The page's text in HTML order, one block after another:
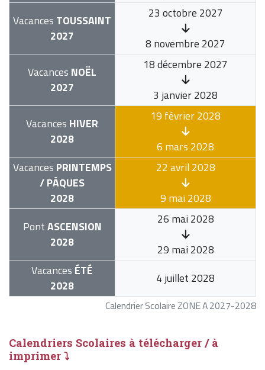
Calendrier Scolaire ZONE A 2027-2028
Vacances TOUSSAINT
2027
23 octobre 2027
8 novembre 2027
Vacances NOËL
2027
18 décembre 2027
3 janvier 2028
Vacances HIVER
2028
19 février 2028
6 mars 2028
Vacances PRINTEMPS
/ PÂQUES
2028
22 avril 2028
9 mai 2028
PontASCENSION
2028
26 mai 2028
29 mai 2028
Vacances ÉTÉ
2028
4 juillet 2028
Calendriers Scolaires à télécharger / à
imprimer ⤵